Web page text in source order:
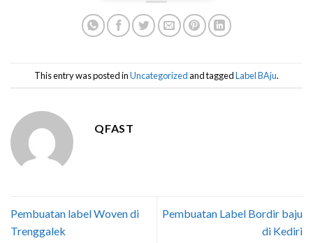
This entry was posted inUncategorizedand taggedLabel BAju.
QFAST
Pembuatan label Woven di
Trenggalek
Pembuatan Label Bordir baju
di Kediri